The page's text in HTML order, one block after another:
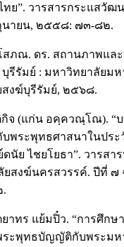
ย”. วารสารกระแสวัฒ
ายน, ๒๕๕๘: ๗๓-๘๒.
ภณ. ดร. สถานภาพแล
รีรัมย์ : มหาวิทยาลัยม
สงฆ์บุรีรัมย์, ๒๕๖๘.
จ (แก่น อคฺควณฺโณ). “
พระพุทธศาสนาในประ
ดนัย ไชยโยธา”. วารส
ยสงฆ์นครสวรรค์. ปีที่
.
าทร แย้มปิ๋ว. “การศึกษ
ระพุทธบัญญัติกับพระมห